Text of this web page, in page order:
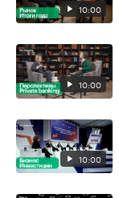
10:00
10:00
10:00